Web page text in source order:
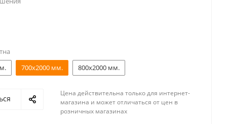
700x2000 мм. 800x2000 мм.
Цена действительна только для интернет-
магазина и может отличаться от цен в
розничных магазинах